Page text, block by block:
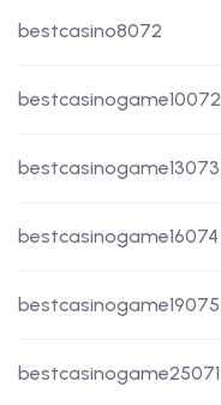
bestcasino8072
bestcasinogame10072
bestcasinogame13073
bestcasinogame16074
bestcasinogame19075
bestcasinogame25071